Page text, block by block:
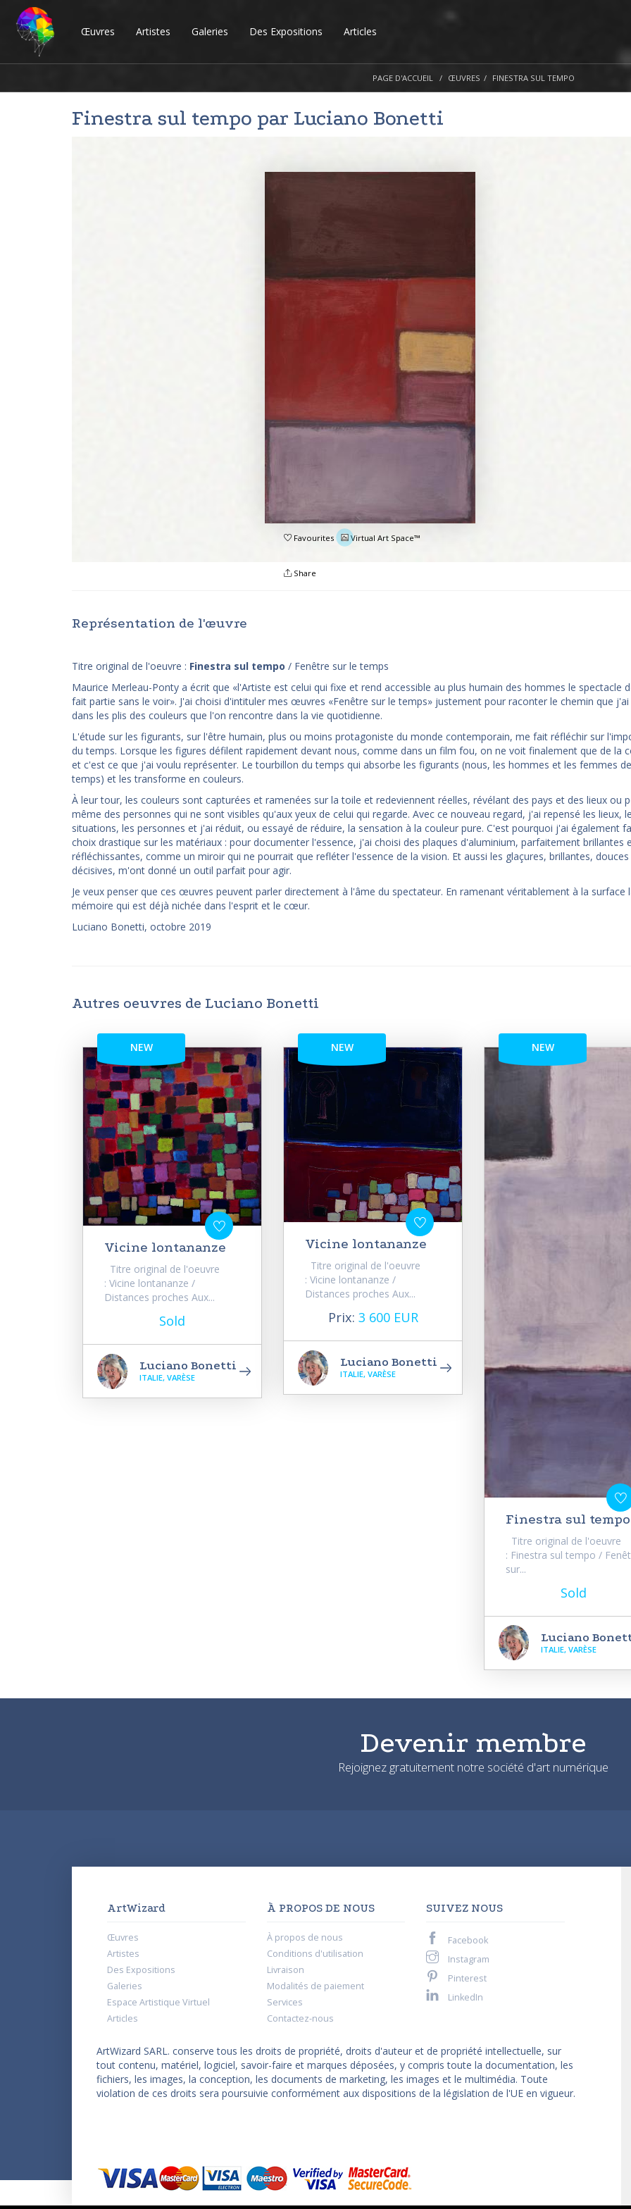
Œuvres Artistes Galeries Des Expositions Articles
PAGE D'ACCUEIL ŒUVRES FINESTRA SUL TEMPO
Finestra sul tempo par Luciano Bonetti
Favourites Virtual Art Space™
Share
Représentation de l'œuvre
Titre original de l'oeuvre : Finestra sul tempo / Fenêtre sur le temps
Maurice Merleau-Ponty a écrit que «l'Artiste est celui qui fixe et rend accessible au plus humain des hommes le spectacle
fait partie sans le voir». J'ai choisi d'intituler mes œuvres «Fenêtre sur le temps» justement pour raconter le chemin que
dans les plis des couleurs que l'on rencontre dans la vie quotidienne.
L'étude sur les figurants, sur l'être humain, plus ou moins protagoniste du monde contemporain, me fait réfléchir sur
du temps. Lorsque les figures défilent rapidement devant nous, comme dans un film fou, on ne voit finalement que de la
et c'est ce que j'ai voulu représenter. Le tourbillon du temps qui absorbe les figurants (nous, les hommes et les femmes
temps) et les transforme en couleurs.
À leur tour, les couleurs sont capturées et ramenées sur la toile et redeviennent réelles, révélant des pays et des lieux ou
même des personnes qui ne sont visibles qu'aux yeux de celui qui regarde. Avec ce nouveau regard, j'ai repensé les lieux,
situations, les personnes et j'ai réduit, ou essayé de réduire, la sensation à la couleur pure. C'est pourquoi j'ai également
choix drastique sur les matériaux : pour documenter l'essence, j'ai choisi des plaques d'aluminium, parfaitement brillantes
réfléchissantes, comme un miroir qui ne pourrait que refléter l'essence de la vision. Et aussi les glaçures, brillantes,
décisives, m'ont donné un outil parfait pour agir.
Je veux penser que ces œuvres peuvent parler directement à l'âme du spectateur. En ramenant véritablement à la surface
mémoire qui est déjà nichée dans l'esprit et le cœur.
Luciano Bonetti, octobre 2019
Autres oeuvres de Luciano Bonetti
NEW
Vicine lontananze
Titre original de l'oeuvre
: Vicine lontananze /
Distances proches Aux...
Sold
Luciano Bonetti
ITALIE, VARÈSE
NEW
Vicine lontananze
Titre original de l'oeuvre
: Vicine lontananze /
Distances proches Aux...
Prix: 3 600 EUR
Luciano Bonetti
ITALIE, VARÈSE
NEW
Finestra sul tempo
Titre original de l'oeuvre
: Finestra sul tempo /
sur...
Sold
Luciano
ITALIE, VARÈSE
Devenir membre
Rejoignez gratuitement notre société d'art numérique
ArtWizard
Œuvres
Artistes
Des Expositions
Galeries
Espace Artistique Virtuel
Articles
À PROPOS DE NOUS
À propos de nous
Conditions d'utilisation
Livraison
Modalités de paiement
Services
Contactez-nous
SUIVEZ NOUS
Facebook
Instagram
Pinterest
LinkedIn
ArtWizard SARL. conserve tous les droits de propriété, droits d'auteur et de propriété intellectuelle, sur
tout contenu, matériel, logiciel, savoir-faire et marques déposées, y compris toute la documentation, les
fichiers, les images, la conception, les documents de marketing, les images et le multimédia. Toute
violation de ces droits sera poursuivie conformément aux dispositions de la législation de l'UE en vigueur.